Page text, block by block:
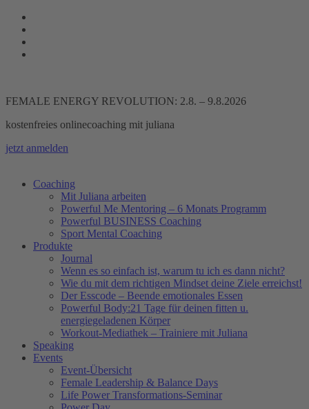
Zum
Inhalt
springen
FEMALE ENERGY REVOLUTION: 2.8. – 9.8.2026
kostenfreies onlinecoaching mit juliana
jetzt anmelden
Coaching
Mit Juliana arbeiten
Powerful Me Mentoring – 6 Monats Programm
Powerful BUSINESS Coaching
Sport Mental Coaching
Produkte
Journal
Wenn es so einfach ist, warum tu ich es dann nicht?
Wie du mit dem richtigen Mindset deine Ziele erreichst!
Der Esscode – Beende emotionales Essen
Powerful Body:21 Tage für deinen fitten u.
energiegeladenen Körper
Workout-Mediathek – Trainiere mit Juliana
Speaking
Events
Event-Übersicht
Female Leadership & Balance Days
Life Power Transformations-Seminar